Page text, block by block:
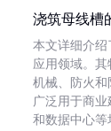
浇筑母线槽
本文详细介绍
应用领域。其
机械、防火和
广泛用于商
和数据中心